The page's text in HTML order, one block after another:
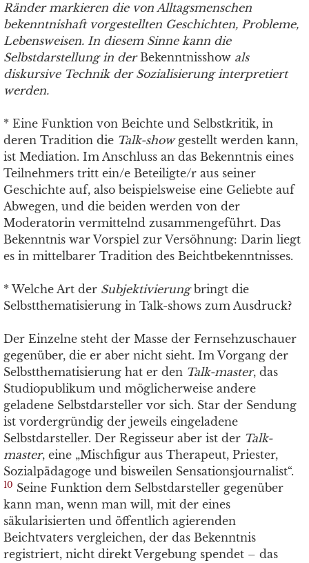
Ränder markieren die von Alltagsmenschen
bekenntnishaft vorgestellten Geschichten, Probleme,
Lebensweisen. In diesem Sinne kann die
Selbstdarstellung in derBekenntnisshow als
diskursive Technik der Sozialisierung interpretiert
werden.
* Eine Funktion von Beichte und Selbstkritik, in
deren Tradition die Talk-showgestellt werden kann,
ist Mediation. Im Anschluss an das Bekenntnis eines
Teilnehmers tritt ein/e Beteiligte/r aus seiner
Geschichte auf, also beispielsweise eine Geliebte auf
Abwegen, und die beiden werden von der
Moderatorin vermittelnd zusammengeführt. Das
Bekenntnis war Vorspiel zur Versöhnung: Darin liegt
es in mittelbarer Tradition des Beichtbekenntnisses.
* Welche Art der Subjektivierungbringt die
Selbstthematisierung in Talk-shows zum Ausdruck?
Der Einzelne steht der Masse der Fernsehzuschauer
gegenüber, die er aber nicht sieht. Im Vorgang der
Selbstthematisierung hat er den Talk-master, das
Studiopublikum und möglicherweise andere
geladene Selbstdarsteller vor sich. Star der Sendung
ist vordergründig der jeweils eingeladene
Selbstdarsteller. Der Regisseur aber ist der Talk-
master, eine „Mischfigur aus Therapeut, Priester,
Sozialpädagoge und bisweilen Sensationsjournalist“.
10 Seine Funktion dem Selbstdarsteller gegenüber
kann man, wenn man will, mit der eines
säkularisierten und öffentlich agierenden
Beichtvaters vergleichen, der das Bekenntnis
registriert, nicht direkt Vergebung spendet – das